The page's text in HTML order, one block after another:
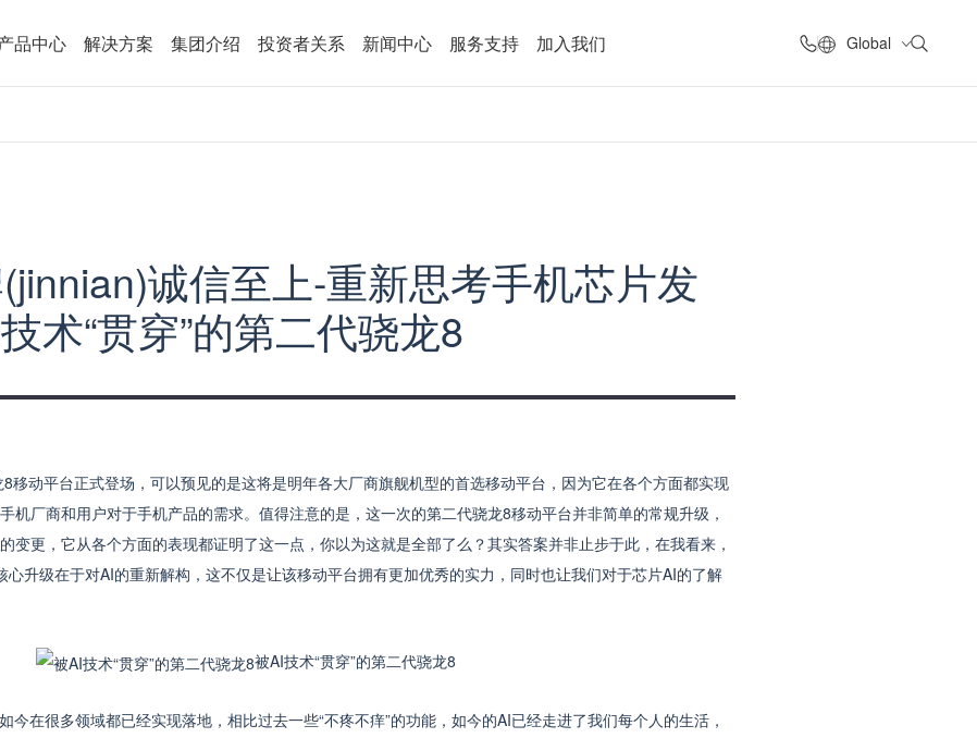
品中心 解决方案 集团介绍 投资者关系 新闻中心 服务支持 加入我们 Global
诚信至上-重新思考手机芯片发
术“贯穿”的第二代骁龙8
动平台正式登场，可以预见的是这将是明年各大厂商旗舰机型的首选移动平台，因为它在各个方面都实现
机厂商和用户对于手机产品的需求。值得注意的是，这一次的第二代骁龙8移动平台并非简单的常规升级，
变更，它从各个方面的表现都证明了这一点，你以为这就是全部了么？其实答案并非止步于此，在我看来，
升级在于对AI的重新解构，这不仅是让该移动平台拥有更加优秀的实力，同时也让我们对于芯片AI的了解
被AI技术“贯穿”的第二代骁龙8
在很多领域都已经实现落地，相比过去一些“不疼不痒”的功能，如今的AI已经走进了我们每个人的生活，